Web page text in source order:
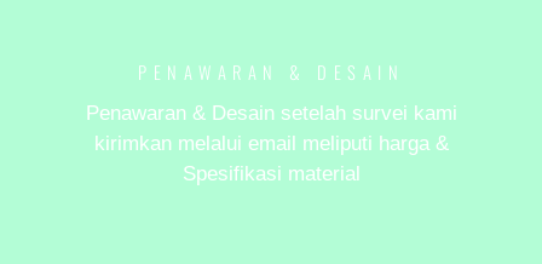
PENAWARAN & DESAIN
Penawaran & Desain setelah survei kami
kirimkan melalui email meliputi harga &
Spesifikasi material